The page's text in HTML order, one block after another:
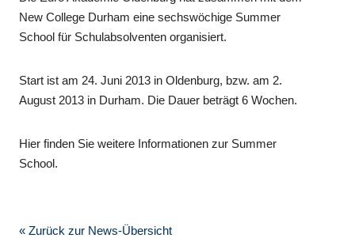
New College Durham eine sechswöchige Summer
School für Schulabsolventen organisiert.
Start ist am 24. Juni 2013 in Oldenburg, bzw. am 2.
August 2013 in Durham. Die Dauer beträgt 6 Wochen.
Hier finden Sie weitere Informationen zur Summer
School.
« Zurück zur News-Übersicht